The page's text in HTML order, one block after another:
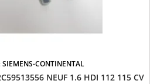
SIEMENS-CONTINENTAL
NEUF 1.6 HDI 112 115 CV